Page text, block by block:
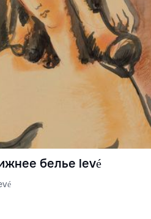
белье levé